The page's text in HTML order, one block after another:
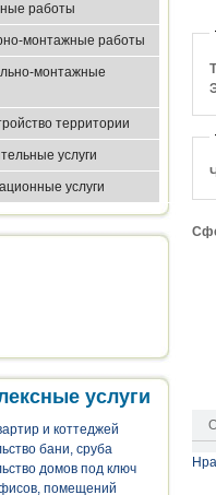
работы
монтажные работы
монтажные
территории
услуги
услуги
услуги
и коттеджей
бани, сруба
домов под ключ
помещений